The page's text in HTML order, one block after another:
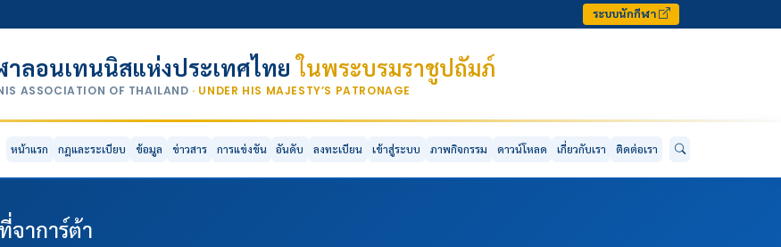
ระบบนักกีฬา
ลอนเทนนิสแห่งประเทศไทยในพระบรมราชูปถัมภ์
ASSOCIATION OF THAILAND · UNDER HIS MAJESTY’S PATRONAGE
หน้าแรก กฎและระเบียบ ข้อมูล ข่าวสาร การแข่งขัน อันดับ ลงทะเบียน เข้าสู่ระบบ ภาพกิจกรรม ดาวน์โหลด เกี่ยวกับเรา ติดต่อเรา
าการ์ต้า